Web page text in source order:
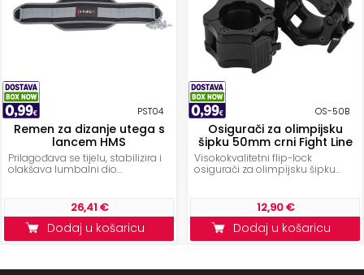
PST04
Remen za dizanje utega s
lancem HMS
Prilagođava se tijelu, stabilizira i
olakšava lumbalni dio...
26,41 €
Dodaj u košaricu
OS-50B
Osigurači za olimpijsku
šipku 50mm crni Fight Line
Visokokvalitetni flip-lock
osigurači za olimpijsku šipku...
12,90 €
Dodaj u košaricu